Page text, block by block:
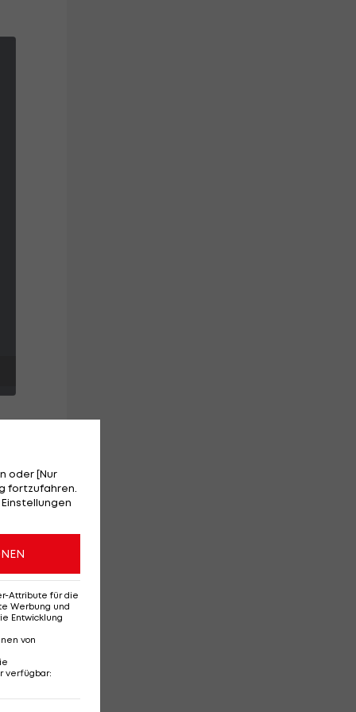
oder [Nur
fortzufahren.
Attribute für die
Werbung und
Entwicklung
von
verfügbar: